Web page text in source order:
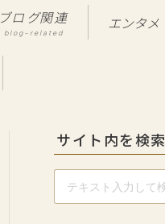
ブログ関連
blog-related
エンタメ
サイト内を検索